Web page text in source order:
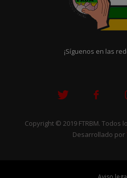
¡Síguenos en las
Copyright © 2019 FTRBM. Todos
Desarrollado por